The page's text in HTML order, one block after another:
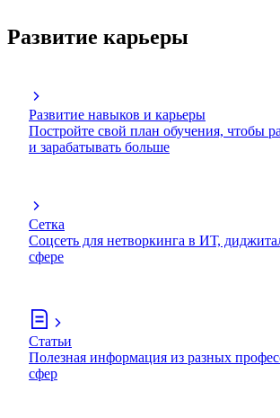
Развитие карьеры
Развитие навыков и карьеры
Постройте свой план обучения, чтобы
и зарабатывать больше
Сетка
Соцсеть для нетворкинга в ИТ,
сфере
Статьи
Полезная информация из разных
сфер